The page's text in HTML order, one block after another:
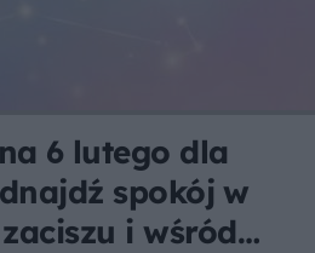
6 lutego dla
spokój w
i wśród